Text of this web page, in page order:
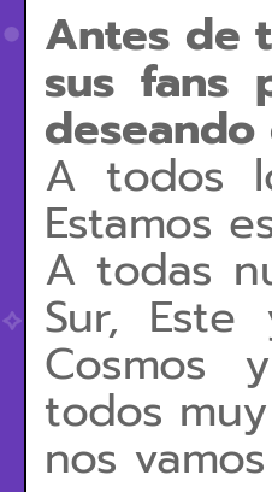
Antes de
sus fans
A todos
Estamos
A todas
Sur,
Cosmos
todos
nos